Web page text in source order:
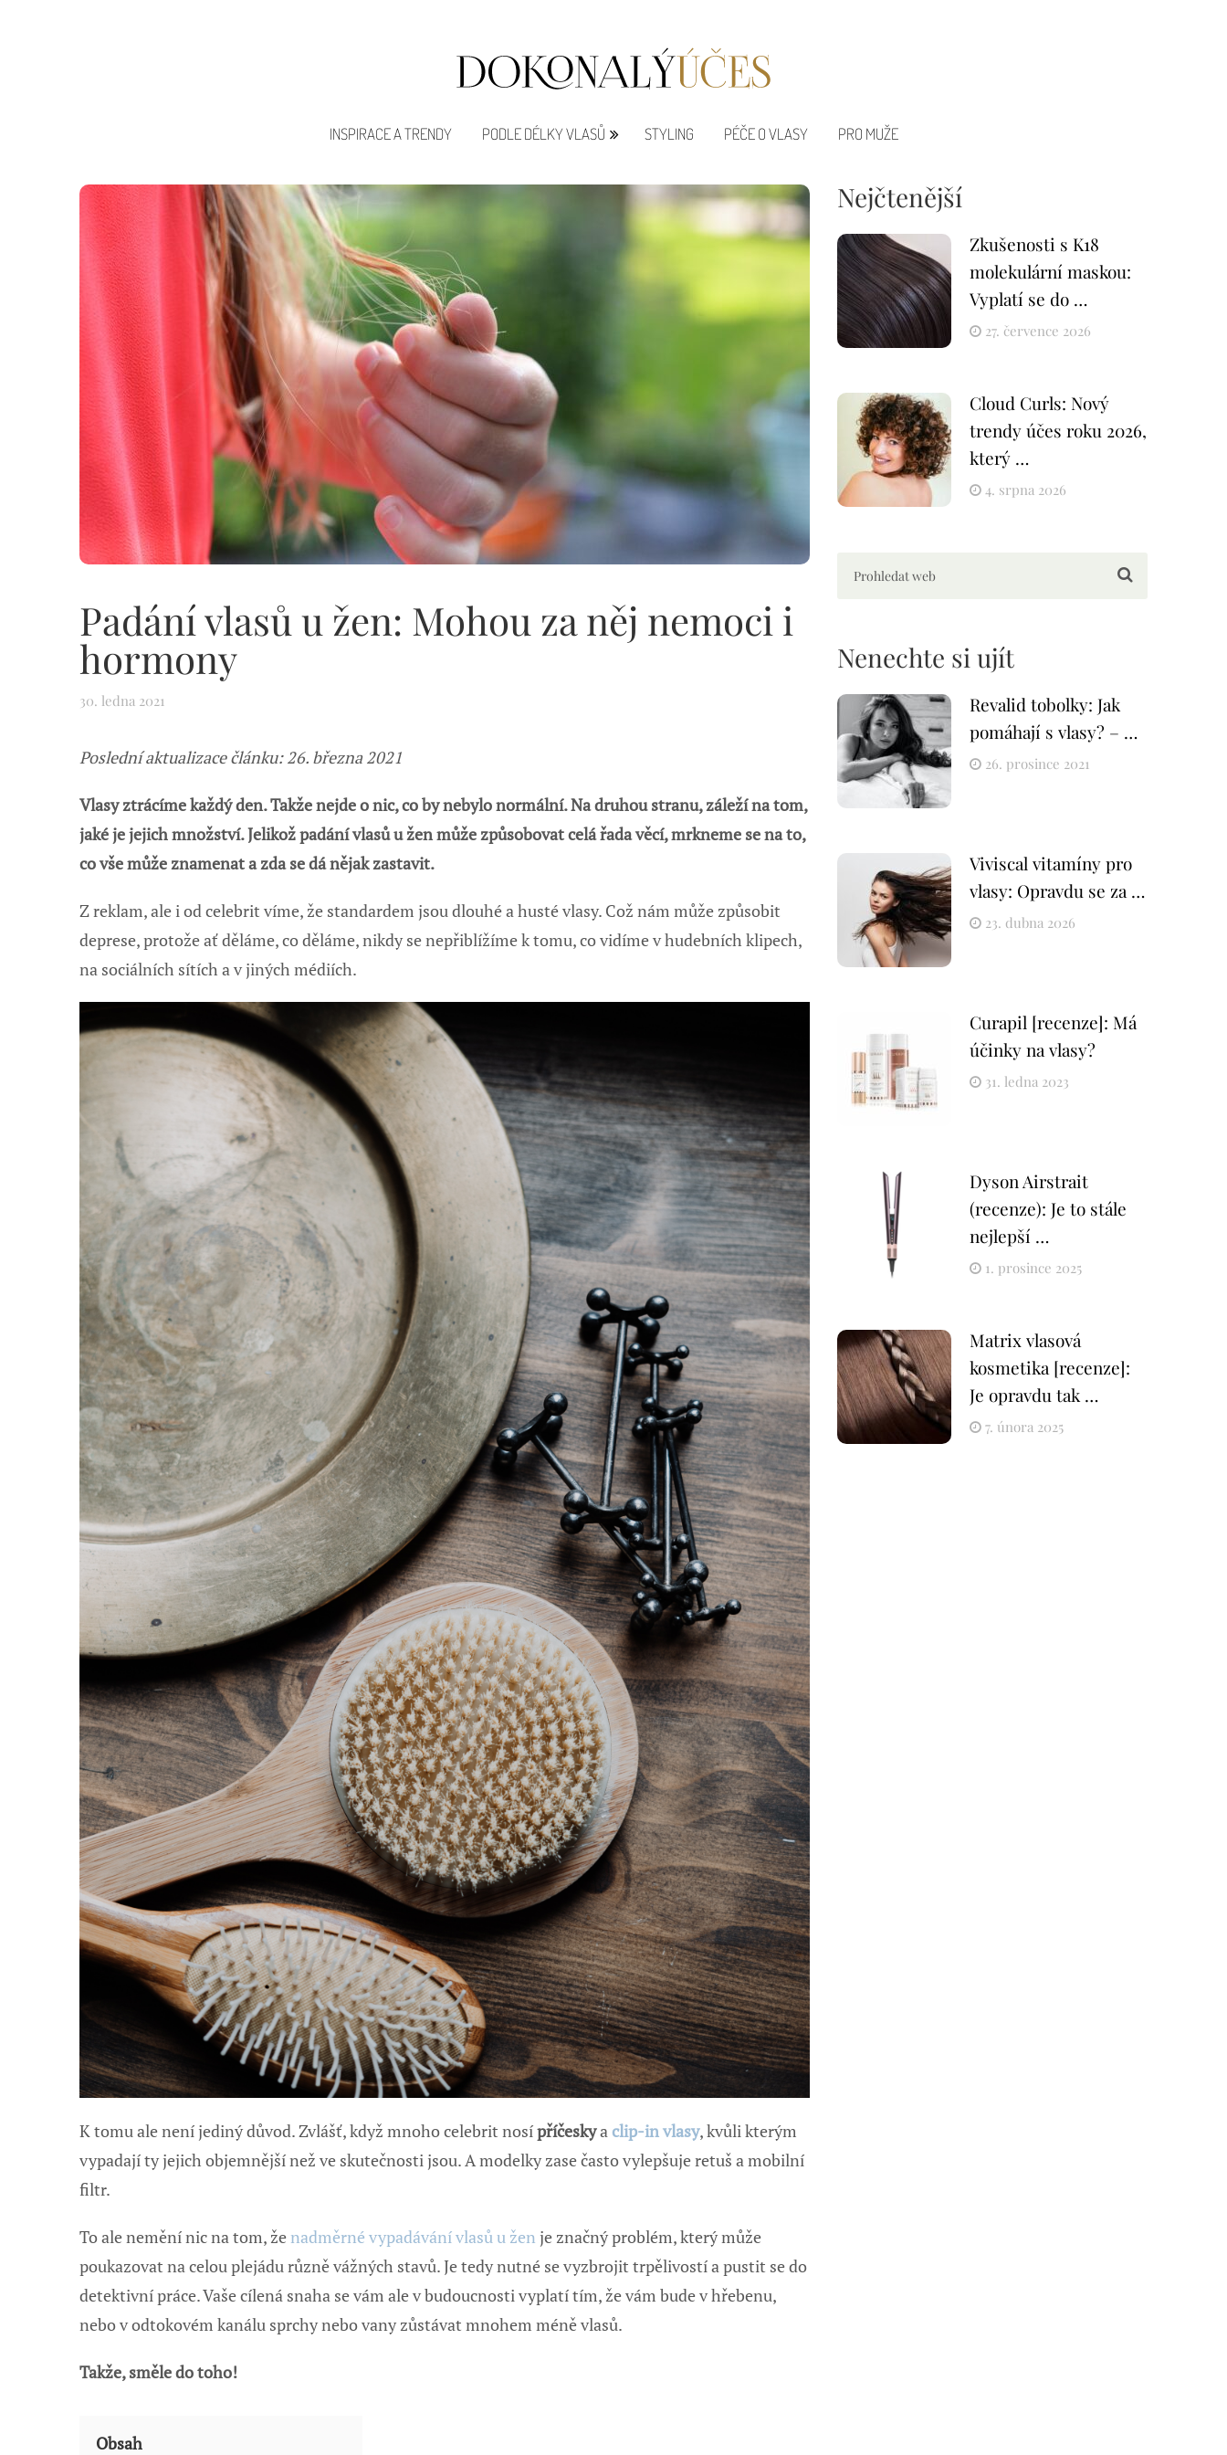
INSPIRACE A TRENDY PODLE DÉLKY VLASŮ STYLING PÉČE O VLASY PRO MUŽE
Padání vlasů u žen: Mohou za něj nemoci i
hormony
30. ledna 2021
Poslední aktualizace článku: 26. března 2021
Vlasy ztrácíme každý den. Takže nejde o nic, co by nebylo normální. Na druhou stranu, záleží na tom,
jaké je jejich množství. Jelikož padání vlasů u žen může způsobovat celá řada věcí, mrkneme se na to,
co vše může znamenat a zda se dá nějak zastavit.
Z reklam, ale i od celebrit víme, že standardem jsou dlouhé a husté vlasy. Což nám může způsobit
deprese, protože ať děláme, co děláme, nikdy se nepřiblížíme k tomu, co vidíme v hudebních klipech,
na sociálních sítích a v jiných médiích.
K tomu ale není jediný důvod. Zvlášť, když mnoho celebrit nosípříčeskya clip-in vlasy, kvůli kterým
vypadají ty jejich objemnější než ve skutečnosti jsou. A modelky zase často vylepšuje retuš a mobilní
filtr.
To ale nemění nic na tom, že nadměrné vypadávání vlasů u žen je značný problém, který může
poukazovat na celou plejádu různě vážných stavů. Je tedy nutné se vyzbrojit trpělivostí a pustit se do
detektivní práce. Vaše cílená snaha se vám ale v budoucnosti vyplatí tím, že vám bude v hřebenu,
nebo v odtokovém kanálu sprchy nebo vany zůstávat mnohem méně vlasů.
Takže, směle do toho!
Obsah
Nejčtenější
Zkušenosti s K18
molekulární maskou:
Vyplatí se do …
27. července 2026
Cloud Curls: Nový
trendy účes roku 2026,
který …
4. srpna 2026
Nenechte si ujít
Revalid tobolky: Jak
pomáhají s vlasy? – …
26. prosince 2021
Viviscal vitamíny pro
vlasy: Opravdu se za …
23. dubna 2026
Curapil [recenze]: Má
účinky na vlasy?
31. ledna 2023
Dyson Airstrait
(recenze): Je to stále
nejlepší …
1. prosince 2025
Matrix vlasová
kosmetika [recenze]:
Je opravdu tak …
7. února 2025